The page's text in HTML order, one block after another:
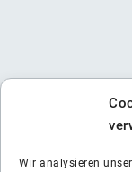
Wir analysieren